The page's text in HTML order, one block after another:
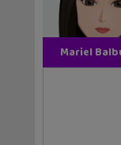
Mariel